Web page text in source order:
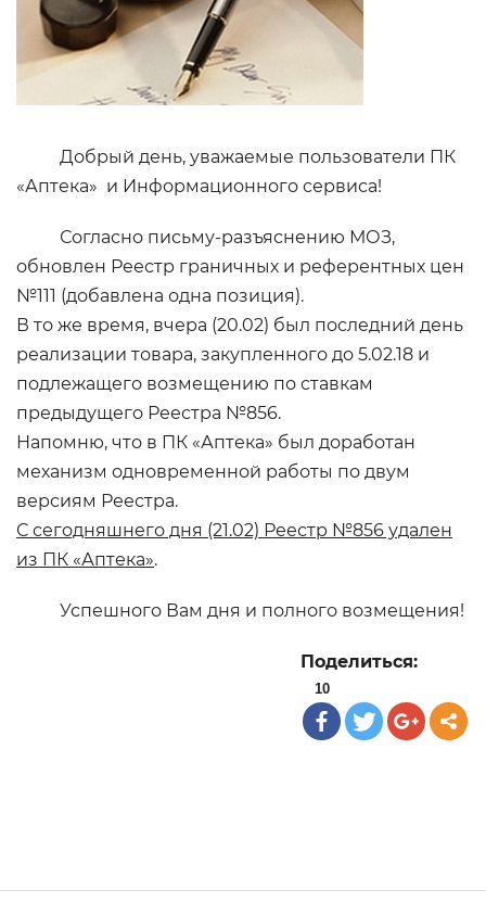
Добрый день, уважаемые пользователи ПК
«Аптека» и Информационного сервиса!
Согласно письму-разъяснению МОЗ,
обновлен Реестр граничных и референтных цен
№111 (добавлена одна позиция).
В то же время, вчера (20.02) был последний день
реализации товара, закупленного до 5.02.18 и
подлежащего возмещению по ставкам
предыдущего Реестра №856.
Напомню, что в ПК «Аптека» был доработан
механизм одновременной работы по двум
версиям Реестра.
С сегодняшнего дня (21.02) Реестр №856 удален
из ПК «Аптека».
Успешного Вам дня и полного возмещения!
Поделиться:
10